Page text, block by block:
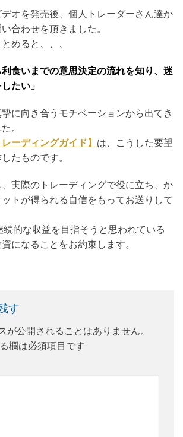
オを発売後、個人トレーダーさん達か
合わせを頂きました。
めると、、、
利食いまでの意思決定の流れを知り、迷
たい」
に向き合うモチベーションから出てき
。
ーディングガイド】 は、こうした要望
たものです。
実際のトレーディングで役に立ち、か
トが得られる自信をもってお送りして
続的な収益を目指そうと思われている
になることをお約束します。
す
が公開されることはありません。
欄は必須項目です